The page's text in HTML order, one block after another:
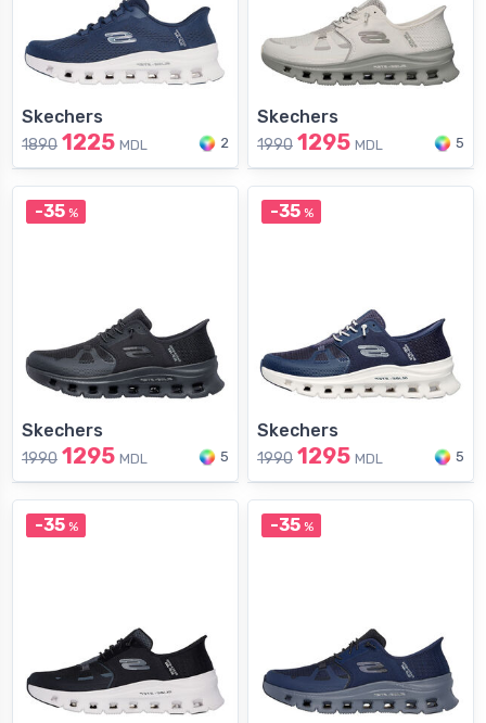
Skechers
1890 1225 MDL 2
Skechers
1990 1295 MDL 5
-35%
Skechers
1990 1295 MDL 5
-35%
Skechers
1990 1295 MDL 5
-35% -35%